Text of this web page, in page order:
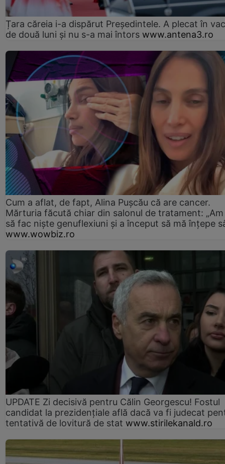
Țara căreia i-a dispărut Președintele. A plecat în
de două luni și nu s-a mai întors www.antena3.ro
Cum a aflat, de fapt, Alina Pușcău că are cancer.
Mărturia făcută chiar din salonul de tratament:
să fac niște genuflexiuni și a început să mă înțepe
www.wowbiz.ro
UPDATE Zi decisivă pentru Călin Georgescu! Fostul
candidat la prezidențiale află dacă va fi judecat
tentativă de lovitură de stat www.stirilekanald.ro